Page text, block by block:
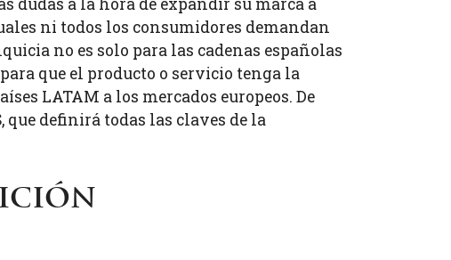
ni todos los consumidores demandan
no es solo para las cadenas españolas
que el producto o servicio tenga la
LATAM a los mercados europeos. De
definirá todas las claves de la